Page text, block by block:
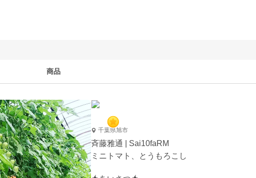
商品
千葉県旭市
斉藤雅通 | Sai10faRM
ミニトマト、とうもろこし